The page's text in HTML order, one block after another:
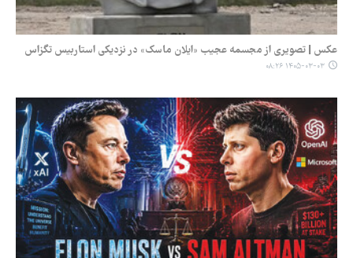
عکس | تصویری از مجسمه عجیب «ایلان ماسک» در نزدیکی استاربیس تگزاس
۱۴۰۵-۰۳-۰۳ ۰۸:۲۶